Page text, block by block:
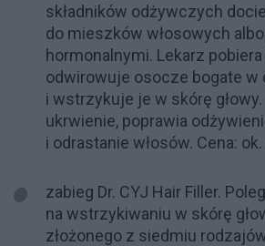
składników odżywczych
do mieszków włosowych
hormonalnymi. Lekarz
odwirowuje osocze bogate
i wstrzykuje je w skórę
ukrwienie, poprawia
i odrastanie włosów. Cena: ok.
zabieg Dr. CYJ Hair Filler.
na wstrzykiwaniu w skórę
złożonego z siedmiu